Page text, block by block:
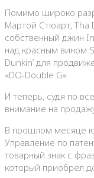
Помимо широко
Мартой Стюарт, Tha
собственный джин
над красным вином
Dunkin’ для
«DO-Double G».
И теперь, судя по
внимание на
В прошлом месяце
Управление по
товарный знак с
который приобрел